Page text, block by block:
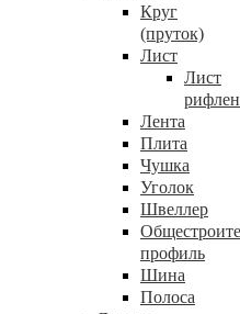
Круг
(пруток)
Лист
Лист
Лента
Плита
Чушка
Уголок
Швеллер
профиль
Шина
Полоса